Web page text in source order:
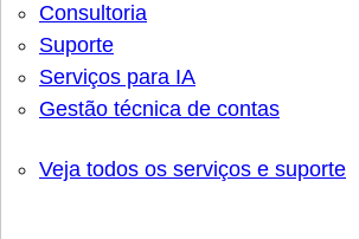
Consultoria
Suporte
Serviços para IA
Gestão técnica de contas
Veja todos os serviços e suporte